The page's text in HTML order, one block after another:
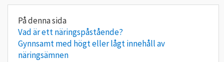
Vad är ett näringspåstående?
Gynnsamt med högt eller lågt innehåll av
näringsämnen